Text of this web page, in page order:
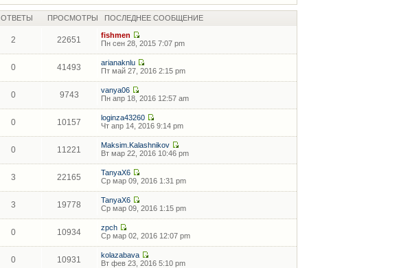
ОТВЕТЫ ПРОСМОТРЫ ПОСЛЕДНЕЕ СООБЩЕНИЕ
2 22651
fishmen
Пн сен 28, 2015 7:07 pm
0 41493
arianaknlu
Пт май 27, 2016 2:15 pm
0 9743
vanya06
Пн апр 18, 2016 12:57 am
0 10157
loginza43260
Чт апр 14, 2016 9:14 pm
0 11221
Maksim.Kalashnikov
Вт мар 22, 2016 10:46 pm
3 22165
TanyaX6
Ср мар 09, 2016 1:31 pm
3 19778
TanyaX6
Ср мар 09, 2016 1:15 pm
0 10934
zpch
Ср мар 02, 2016 12:07 pm
0 10931
kolazabava
Вт фев 23, 2016 5:10 pm